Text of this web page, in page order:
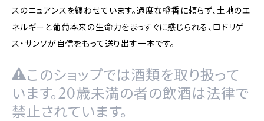
スのニュアンスを纏わせています。過度な樽香に頼らず、土地のエ
ネルギーと葡萄本来の生命力をまっすぐに感じられる、ロドリゲ
ス・サンソが自信をもって送り出す一本です。
このショップでは酒類を取り扱って
います。20歳未満の者の飲酒は法律で
禁止されています。